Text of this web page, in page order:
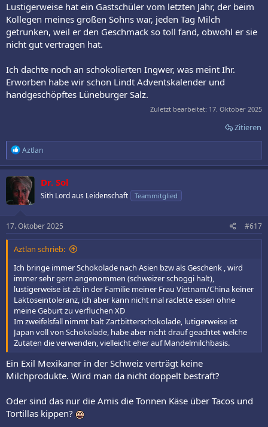
Lustigerweise hat ein Gastschüler vom letzten Jahr, der beim
Kollegen meines großen Sohns war, jeden Tag Milch
getrunken, weil er den Geschmack so toll fand, obwohl er sie
nicht gut vertragen hat.
Ich dachte noch an schokolierten Ingwer, was meint Ihr.
Erworben habe wir schon Lindt Adventskalender und
handgeschöpftes Lüneburger Salz.
Zuletzt bearbeitet: 17. Oktober 2025
Zitieren
R
e
a
k
t
i
o
e
n
:
Aztlan
Dr. Sol
Sith Lord aus Leidenschaft Teammitglied
17. Oktober 2025 #617
Aztlan schrieb:
Ich bringe immer Schokolade nach Asien bzw als Geschenk , wird
immer sehr gern angenommen (schweizer schoggi halt),
lustigerweise ist zb in der Familie meiner Frau Vietnam/China keiner
Laktoseintoleranz, ich aber kann nicht mal raclette essen ohne
meine Geburt zu verfluchen XD
Im zweifelsfall nimmt halt Zartbitterschokolade, lutigerweise ist
Japan voll von Schokolade, habe aber nicht drauf geachtet welche
Zutaten die verwenden, vielleicht eher auf Mandelmilchbasis.
Ein Exil Mexikaner in der Schweiz verträgt keine
Milchprodukte. Wird man da nicht doppelt bestraft?
Oder sind das nur die Amis die Tonnen Käse über Tacos und
Tortillas kippen?